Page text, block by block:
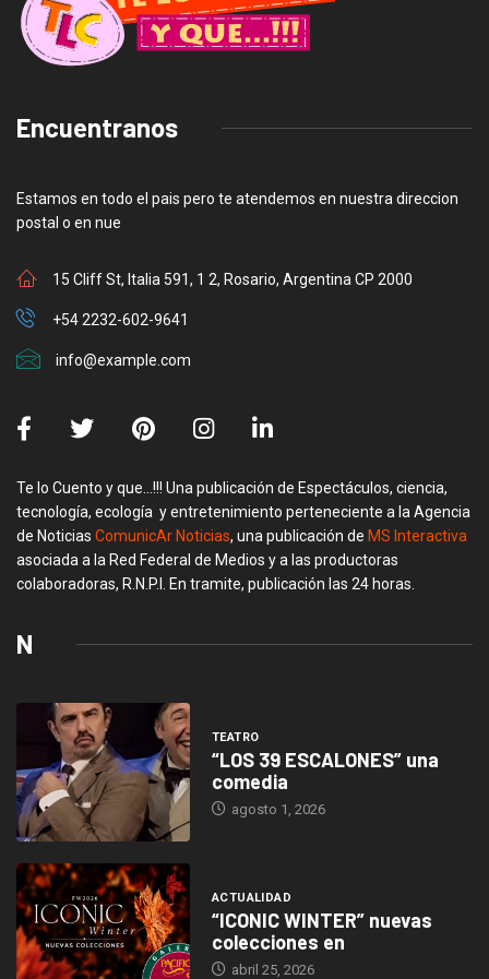
Encuentranos
Estamos en todo el pais pero te atendemos en nuestra direccion
postal o en nue
15 Cliff St, Italia 591, 1 2, Rosario, Argentina CP 2000
+54 2232-602-9641
info@example.com
Te lo Cuento y que…!!! Una publicación de Espectáculos, ciencia,
tecnología, ecología y entretenimiento perteneciente a la Agencia
de Noticias ComunicAr Noticias, una publicación de MS Interactiva
asociada a la Red Federal de Medios y a las productoras
colaboradoras, R.N.P.I. En tramite, publicación las 24 horas.
N
TEATRO
“LOS 39 ESCALONES” una
comedia
agosto 1, 2026
ACTUALIDAD
“ICONIC WINTER” nuevas
colecciones en
abril 25, 2026